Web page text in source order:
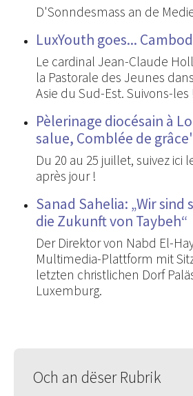
D'Sonndesmass an de
LuxYouth goes...
Le cardinal Jean-Claude
la Pastorale des Jeunes
Asie du Sud-Est. Suivons-les
Pèlerinage diocésain à
salue, Comblée de
Du 20 au 25 juillet, suivez ici
après jour !
Sanad Sahelia: „Wir
die Zukunft von Taybeh“
Der Direktor von Nabd El-
Multimedia-Plattform mit
letzten christlichen Dorf
Luxemburg.
Och an dëser Rubrik